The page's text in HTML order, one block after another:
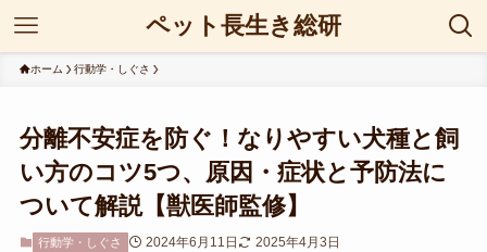
ペット長生き総研
ホーム 行動学・しぐさ
分離不安症を防ぐ！なりやすい犬種と飼
い方のコツ5つ、原因・症状と予防法に
ついて解説【獣医師監修】
行動学・しぐさ 2024年6月11日
2025年4月3日